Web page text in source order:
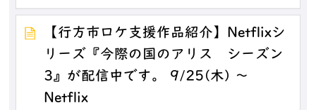
【行方市ロケ支援作品紹介】Netflixシ
リーズ『今際の国のアリス シーズン
3』が配信中です。 9/25(木) ～
Netflix